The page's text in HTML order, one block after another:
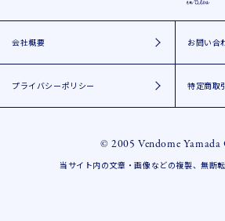
会社概要 お問い合
プライバシーポリシー 特定商取
© 2005 Vendome Yamada
当サイト内の文章・画像などの複製、無断転